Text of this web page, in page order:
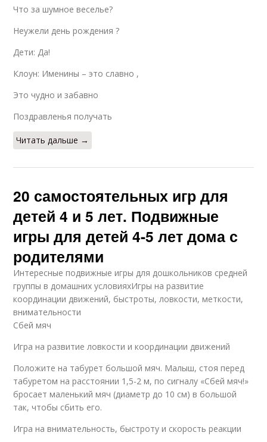
Что за шумное веселье?
Неужели день рождения ?
Дети: Да!
Клоун: Именины – это славно ,
Это чудно и забавно
Поздравленья получать
Читать дальше →
20 самостоятельных игр для
детей 4 и 5 лет. Подвижные
игры для детей 4-5 лет дома с
родителями
Интересные подвижные игры для дошкольников средней
группы в домашних условияхИгры на развитие
координации движений, быстроты, ловкости, меткости,
внимательности
Сбей мяч
Игра на развитие ловкости и координации движений
Положите на табурет большой мяч. Малыш, стоя перед
табуретом на расстоянии 1,5-2 м, по сигналу «Сбей мяч!»
бросает маленький мяч (диаметр до 10 см) в большой
так, чтобы сбить его.
Игра на внимательность, быстроту и скорость реакции